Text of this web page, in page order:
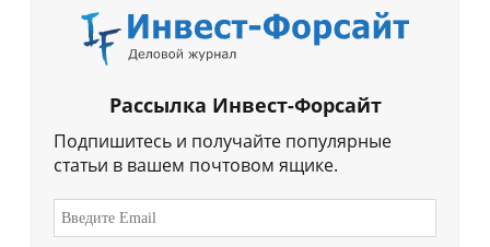
Рассылка Инвест-Форсайт
Подпишитесь и получайте популярные
статьи в вашем почтовом ящике.